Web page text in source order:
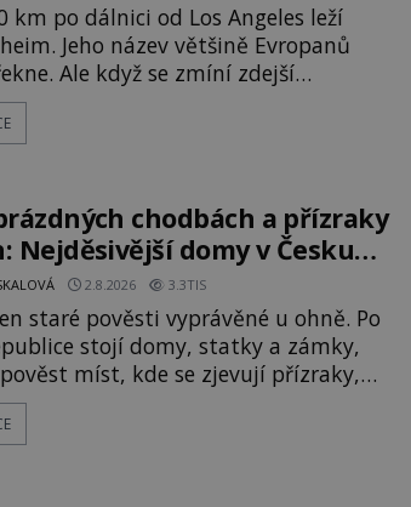
km po dálnici od Los Angeles leží
Jeho název většině Evropanů
Ale když se zmíní zdejší
Zábavní park vyroste
místě bývalého sadu
ač je velká snaha to utajit, někteří z
chodbách a přízraky
Nejděsivější domy v Česku
2.8.2026 3.3TIS
staré pověsti vyprávěné u ohně. Po
stojí domy, statky a zámky,
míst, kde se zjevují přízraky,
zvuky nebo se dějí